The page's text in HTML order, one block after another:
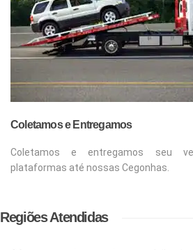
Coletamos e Entregamos
Coletamos e entregamos seu
plataformas até nossas Cegonhas.
Regiões Atendidas